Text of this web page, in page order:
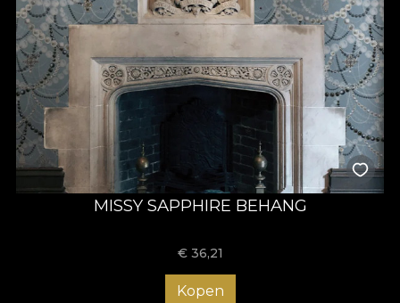
MISSY SAPPHIRE BEHANG
€ 36,21
Kopen